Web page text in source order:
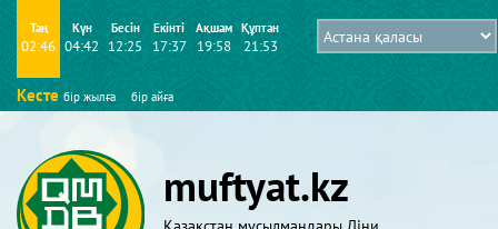
Таң
02:46
Күн
04:42
Бесін
12:25
Екінті
17:37
Ақшам
19:58
Құптан
21:53
Кесте бір жылға бір айға
muftyat.kz